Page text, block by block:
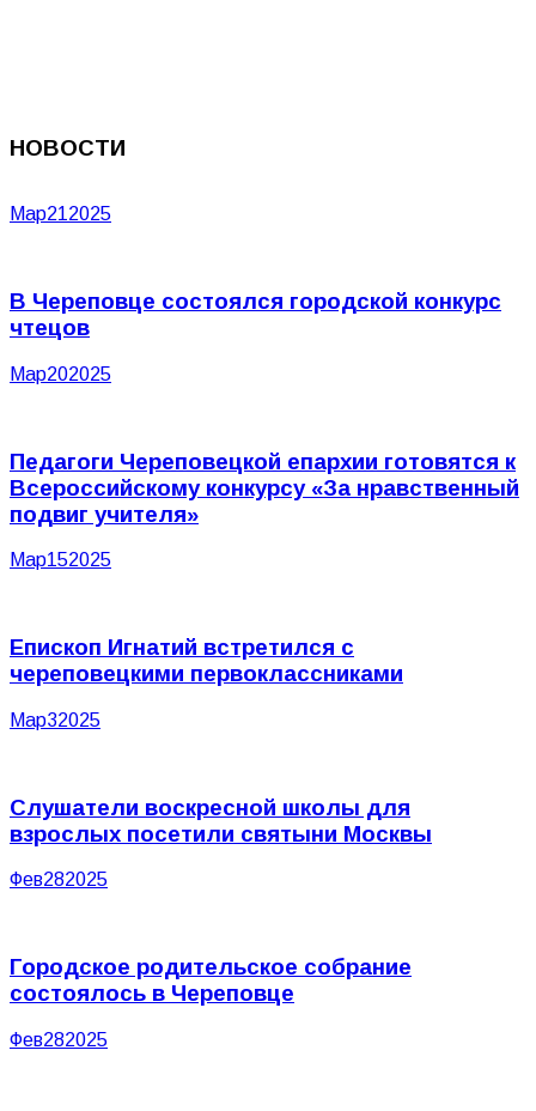
НОВОСТИ
Мар212025
В Череповце состоялся городской конкурс
чтецов
Мар202025
Педагоги Череповецкой епархии готовятся к
Всероссийскому конкурсу «За нравственный
подвиг учителя»
Мар152025
Епископ Игнатий встретился с
череповецкими первоклассниками
Мар32025
Слушатели воскресной школы для
взрослых посетили святыни Москвы
Фев282025
Городское родительское собрание
состоялось в Череповце
Фев282025